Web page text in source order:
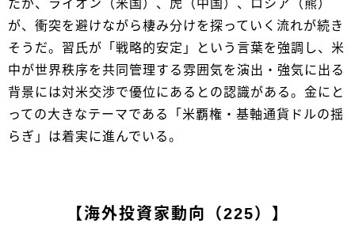
たが、ライオン（米国）、虎（中国）、ロシア（熊）
が、衝突を避けながら棲み分けを探っていく流れが続き
そうだ。習氏が「戦略的安定」という言葉を強調し、米
中が世界秩序を共同管理する雰囲気を演出・強気に出る
背景には対米交渉で優位にあるとの認識がある。金にと
っての大きなテーマである「米覇権・基軸通貨ドルの揺
らぎ」は着実に進んでいる。
【海外投資家動向（225）】